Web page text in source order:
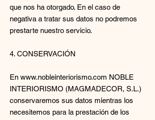
que nos ha otorgado. En el caso de
negativa a tratar sus datos no podremos
prestarte nuestro servicio.
4. CONSERVACIÓN
En www.nobleinteriorismo.com NOBLE
INTERIORISMO (MAGMADECOR, S.L.)
conservaremos sus datos mientras los
necesitemos para la prestación de los